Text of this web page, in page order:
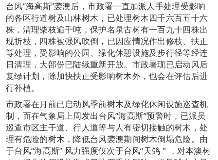
台风“海高斯”袭澳后，市政署一直加派人手处理受影响
的各区行道树及山林树木，已处理树木四千六百五十六
株，清理柴枝逾千吨，保护名录古树有一百九十四株出
现折枝，四株被强风吹倒，已因应情况作出修枝、扶正
等处理，受影响的公园、绿化休憩设施及步行径等经连
日清理，大部份已陆续重新开放。市政署现已启动风后
复绿计划，除加快扶正受影响树木外，也会在评估后进
行补植。
市政署在月前已启动风季前树木及绿化休闲设施巡查机
制，而在气象局上周发出台风“海高斯”预警时，已派员
巡查市区主干道、行人道等与人有密切接触的树木，处
理有危险的树木，降低台风袭澳期间树木倒塌危险。由
于台风“海高斯” 风力强度仅次于台风“天鸽＂，对本澳树